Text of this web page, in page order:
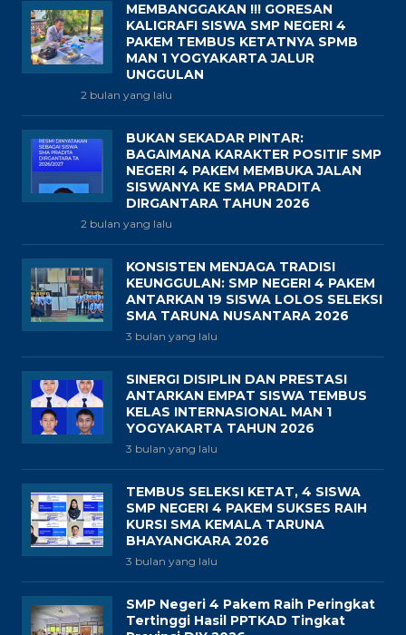
MEMBANGGAKAN !!! GORESAN
KALIGRAFI SISWA SMP NEGERI 4
PAKEM TEMBUS KETATNYA SPMB
MAN 1 YOGYAKARTA JALUR
UNGGULAN
2 bulan yang lalu
BUKAN SEKADAR PINTAR:
BAGAIMANA KARAKTER POSITIF SMP
NEGERI 4 PAKEM MEMBUKA JALAN
SISWANYA KE SMA PRADITA
DIRGANTARA TAHUN 2026
2 bulan yang lalu
KONSISTEN MENJAGA TRADISI
KEUNGGULAN: SMP NEGERI 4 PAKEM
ANTARKAN 19 SISWA LOLOS SELEKSI
SMA TARUNA NUSANTARA 2026
3 bulan yang lalu
SINERGI DISIPLIN DAN PRESTASI
ANTARKAN EMPAT SISWA TEMBUS
KELAS INTERNASIONAL MAN 1
YOGYAKARTA TAHUN 2026
3 bulan yang lalu
TEMBUS SELEKSI KETAT, 4 SISWA
SMP NEGERI 4 PAKEM SUKSES RAIH
KURSI SMA KEMALA TARUNA
BHAYANGKARA 2026
3 bulan yang lalu
SMP Negeri 4 Pakem Raih Peringkat
Tertinggi Hasil PPTKAD Tingkat